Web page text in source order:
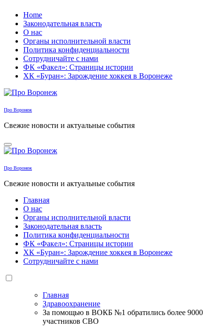
Перейти
содержанию
Home
Законодательная власть
О нас
Органы исполнительной власти
Политика конфиденциальности
Сотрудничайте с нами
ФК «Факел»: Страницы истории
ХК «Буран»: Зарождение хоккея в Воронеже
Про Воронеж
Свежие новости и актуальные события
Про Воронеж
Свежие новости и актуальные события
Главная
О нас
Органы исполнительной власти
Законодательная власть
Политика конфиденциальности
ФК «Факел»: Страницы истории
ХК «Буран»: Зарождение хоккея в Воронеже
Сотрудничайте с нами
Главная
Здравоохранение
За помощью в ВОКБ №1 обратились более 9000
участников СВО